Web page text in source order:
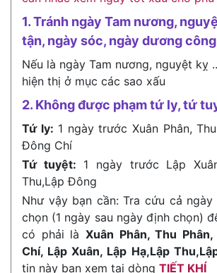
1. Tránh ngày Tam nương,
tận, ngày sóc, ngày dương
Nếu là ngày Tam nương, nguyệt kỵ
hiện thị ở mục các sao xấu
2. Không được phạm tứ ly, tứ
Tứ ly: 1 ngày trước Xuân Phân,
Đông Chí
Tứ tuyệt: 1 ngày trước Lập
Thu,Lập Đông
Như vậy bạn cần: Tra cứu cả
chọn (1 ngày sau ngày định chọn)
có phải là Xuân Phân, Thu
Chí, Lập Xuân, Lập Hạ,Lập
tin này bạn xem tại dòng TIẾT KHÍ